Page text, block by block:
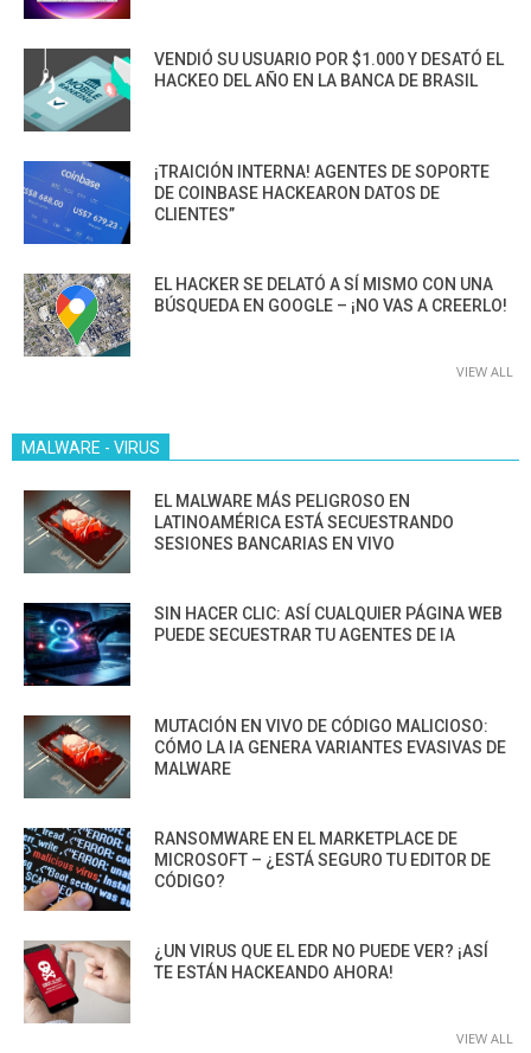
VENDIÓ SU USUARIO POR $1.000 Y DESATÓ EL
HACKEO DEL AÑO EN LA BANCA DE BRASIL
¡TRAICIÓN INTERNA! AGENTES DE SOPORTE
DE COINBASE HACKEARON DATOS DE
CLIENTES”
EL HACKER SE DELATÓ A SÍ MISMO CON UNA
BÚSQUEDA EN GOOGLE – ¡NO VAS A CREERLO!
VIEW ALL
MALWARE - VIRUS
EL MALWARE MÁS PELIGROSO EN
LATINOAMÉRICA ESTÁ SECUESTRANDO
SESIONES BANCARIAS EN VIVO
SIN HACER CLIC: ASÍ CUALQUIER PÁGINA WEB
PUEDE SECUESTRAR TU AGENTES DE IA
MUTACIÓN EN VIVO DE CÓDIGO MALICIOSO:
CÓMO LA IA GENERA VARIANTES EVASIVAS DE
MALWARE
RANSOMWARE EN EL MARKETPLACE DE
MICROSOFT – ¿ESTÁ SEGURO TU EDITOR DE
CÓDIGO?
¿UN VIRUS QUE EL EDR NO PUEDE VER? ¡ASÍ
TE ESTÁN HACKEANDO AHORA!
VIEW ALL